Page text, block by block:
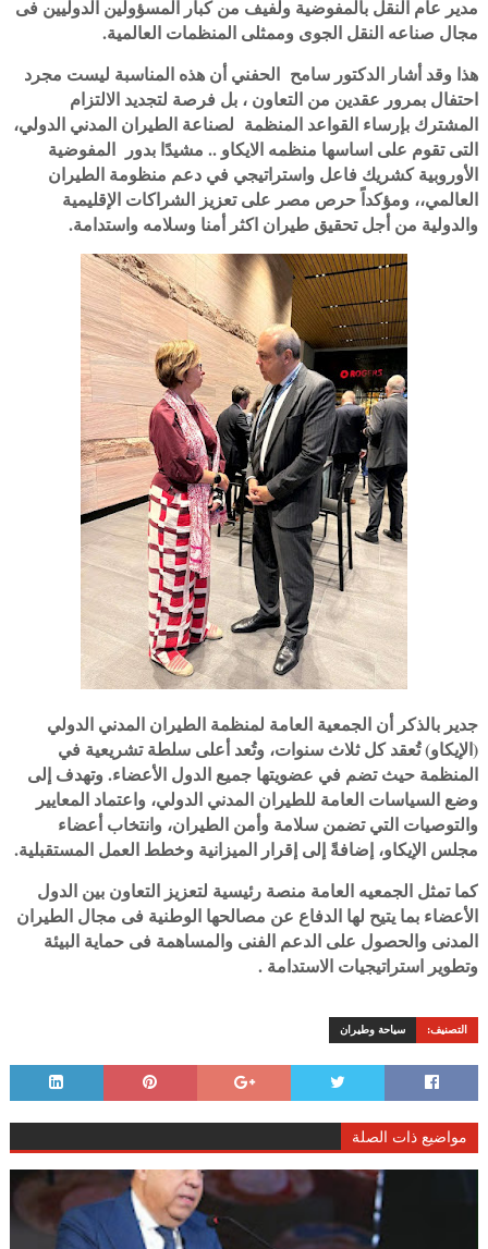
مدير عام النقل بالمفوضية ولفيف من كبار المسؤولين الدوليين فى
مجال صناعه النقل الجوى وممثلى المنظمات العالمية.
هذا وقد أشار الدكتور سامح الحفني أن هذه المناسبة ليست مجرد
احتفال بمرور عقدين من التعاون ، بل فرصة لتجديد الالتزام
المشترك بإرساء القواعد المنظمة لصناعة الطيران المدني الدولي،
التى تقوم على اساسها منظمه الايكاو .. مشيدًا بدور المفوضية
الأوروبية كشريك فاعل واستراتيجي في دعم منظومة الطيران
العالمي،، ومؤكداً حرص مصر على تعزيز الشراكات الإقليمية
والدولية من أجل تحقيق طيران اكثر أمنا وسلامه واستدامة.
جدير بالذكر أن الجمعية العامة لمنظمة الطيران المدني الدولي
(الإيكاو) تُعقد كل ثلاث سنوات، وتُعد أعلى سلطة تشريعية في
المنظمة حيث تضم في عضويتها جميع الدول الأعضاء. وتهدف إلى
وضع السياسات العامة للطيران المدني الدولي، واعتماد المعايير
والتوصيات التي تضمن سلامة وأمن الطيران، وانتخاب أعضاء
مجلس الإيكاو، إضافةً إلى إقرار الميزانية وخطط العمل المستقبلية.
كما تمثل الجمعيه العامة منصة رئيسية لتعزيز التعاون بين الدول
الأعضاء بما يتيح لها الدفاع عن مصالحها الوطنية فى مجال الطيران
المدنى والحصول على الدعم الفنى والمساهمة فى حماية البيئة
وتطوير استراتيجيات الاستدامة .
التصنيف: سياحة وطيران
مواضيع ذات الصلة